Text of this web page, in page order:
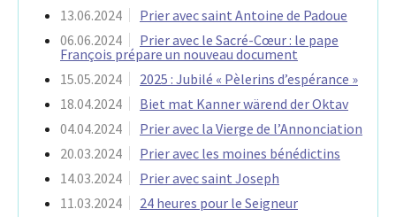
13.06.2024
Prier avec saint Antoine de Padoue
06.06.2024
Prier avec le Sacré-Cœur : le pape
François prépare un nouveau document
15.05.2024
2025 : Jubilé « Pèlerins d’espérance »
18.04.2024
Biet mat Kanner wärend der Oktav
04.04.2024
Prier avec la Vierge de l’Annonciation
20.03.2024
Prier avec les moines bénédictins
14.03.2024
Prier avec saint Joseph
11.03.2024
24 heures pour le Seigneur